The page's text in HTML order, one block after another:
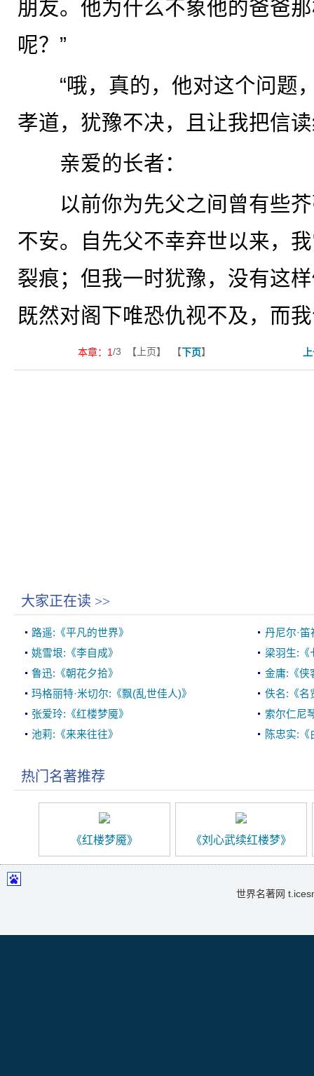
朋友。他为什么不象他的爸爸
呢？”
“哦，真的，他对这个问题
孝道，犹豫不决，且让我把信
亲爱的长者：
以前你为先父之间曾有些芥
不安。自先父不幸弃世以来，
裂痕；但我一时犹豫，没有这
既然对阁下唯恐仇视不及，而
本章： 1/3 【上页】 【下页】
大家正在读 >>
路遥:《平凡的世界》
丹尼尔·
姚雪垠:《李自成》
梁羽生:《
鲁迅:《朝花夕拾》
金庸:《侠
玛格丽特·米切尔:《飘(乱世佳人)》
佚名:《名
张爱玲:《红楼梦魇》
索尔仁尼
池莉:《来来往往》
陈忠实:《
热门名著推荐
《红楼梦魇》 《刘心武续红楼梦》
世界名著网